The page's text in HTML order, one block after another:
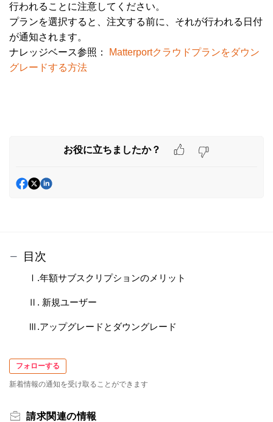
行われることに注意してください。
プランを選択すると、注文する前に、それが行われる日付
が通知されます。
ナレッジベース参照：
Matterportクラウドプランをダウン
グレードする方法
お役に立ちましたか？
目次
Ⅰ.年額サブスクリプションのメリット
Ⅱ. 新規ユーザー
Ⅲ.アップグレードとダウングレード
フォローする
新着情報の通知を受け取ることができます
請求関連の情報